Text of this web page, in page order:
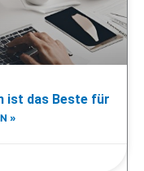
ist das Beste für
»